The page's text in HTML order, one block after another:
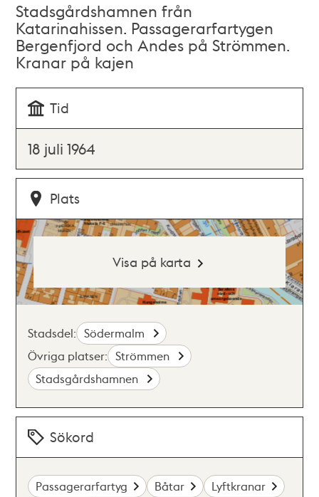
Stadsgårdshamnen från
Katarinahissen. Passagerarfartygen
Bergenfjord och Andes på Strömmen.
Kranar på kajen
Tid
18 juli 1964
Plats
Visa på karta
Stadsdel: Södermalm
Övriga platser: Strömmen
Stadsgårdshamnen
Sökord
Passagerarfartyg Båtar
Lyftkranar